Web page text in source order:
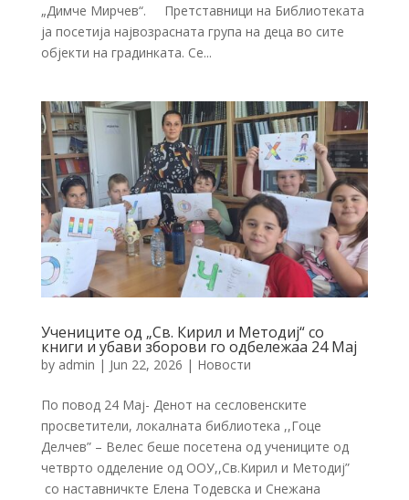
„Димче Мирчев“. Претставници на Библиотеката
ја посетија највозрасната група на деца во сите
објекти на градинката. Се...
Учениците од „Св. Кирил и Методиј“ со
книги и убави зборови го одбележаа 24 Мај
by admin | Jun 22, 2026 | Новости
По повод 24 Мај- Денот на сесловенските
просветители, локалната библиотека ,,Гоце
Делчев” – Велес беше посетена од учениците од
четврто одделение од ООУ,,Св.Кирил и Методиј”
со наставничкте Елена Тодевска и Снежана